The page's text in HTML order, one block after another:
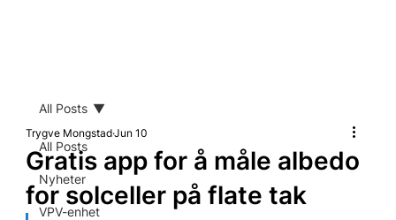
All Posts
Nyheter
VPV-enhet
All Posts
Gratis app for å måle albedo
for solceller på flate tak
Trygve MongstadJun 10